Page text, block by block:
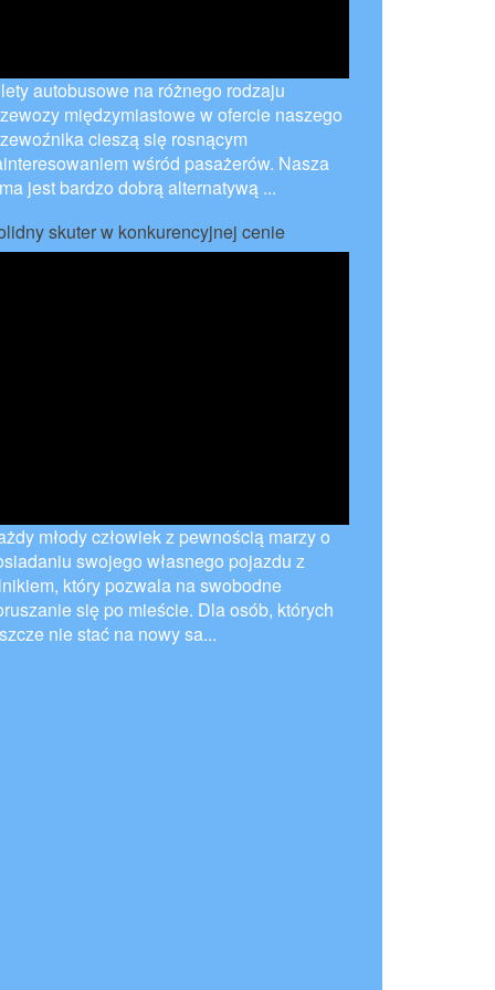
autobusowe na różnego rodzaju
międzymiastowe w ofercie naszego
cieszą się rosnącym
wśród pasażerów. Nasza
jest bardzo dobrą alternatywą ...
skuter w konkurencyjnej cenie
młody człowiek z pewnością marzy o
swojego własnego pojazdu z
który pozwala na swobodne
się po mieście. Dla osób, których
nie stać na nowy sa...